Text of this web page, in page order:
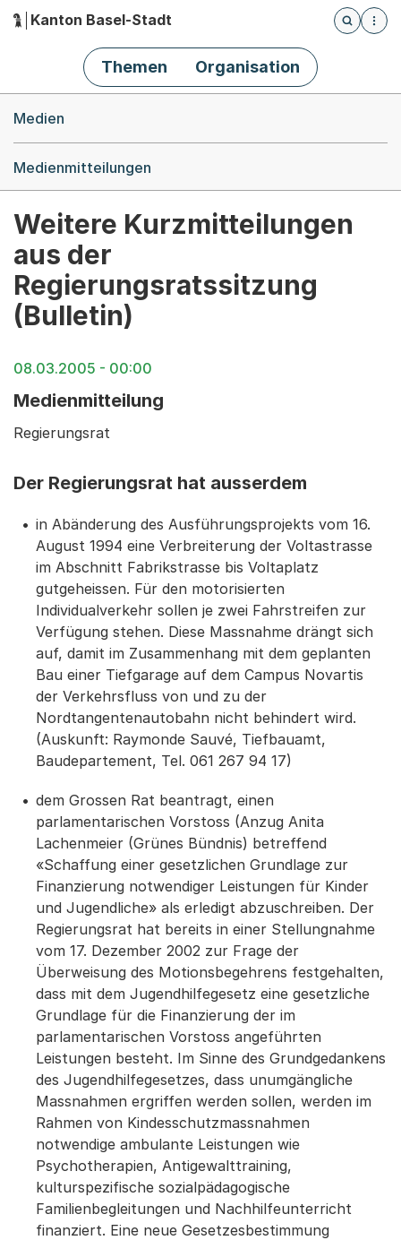
Hauptnavigation
Kanton Basel-Stadt
Öffnet
Themen Organisation
Medien
Medienmitteilungen
Weitere Kurzmitteilungen
aus der
Regierungsratssitzung
(Bulletin)
08.03.2005 - 00:00
Medienmitteilung
Regierungsrat
Der Regierungsrat hat ausserdem
in Abänderung des Ausführungsprojekts vom 16.
August 1994 eine Verbreiterung der Voltastrasse
im Abschnitt Fabrikstrasse bis Voltaplatz
gutgeheissen. Für den motorisierten
Individualverkehr sollen je zwei Fahrstreifen zur
Verfügung stehen. Diese Massnahme drängt sich
auf, damit im Zusammenhang mit dem geplanten
Bau einer Tiefgarage auf dem Campus Novartis
der Verkehrsfluss von und zu der
Nordtangentenautobahn nicht behindert wird.
(Auskunft: Raymonde Sauvé, Tiefbauamt,
Baudepartement, Tel. 061 267 94 17)
dem Grossen Rat beantragt, einen
parlamentarischen Vorstoss (Anzug Anita
Lachenmeier (Grünes Bündnis) betreffend
«Schaffung einer gesetzlichen Grundlage zur
Finanzierung notwendiger Leistungen für Kinder
und Jugendliche» als erledigt abzuschreiben. Der
Regierungsrat hat bereits in einer Stellungnahme
vom 17. Dezember 2002 zur Frage der
Überweisung des Motionsbegehrens festgehalten,
dass mit dem Jugendhilfegesetz eine gesetzliche
Grundlage für die Finanzierung der im
parlamentarischen Vorstoss angeführten
Leistungen besteht. Im Sinne des Grundgedankens
des Jugendhilfegesetzes, dass unumgängliche
Massnahmen ergriffen werden sollen, werden im
Rahmen von Kindesschutzmassnahmen
notwendige ambulante Leistungen wie
Psychotherapien, Antigewalttraining,
kulturspezifische sozialpädagogische
Familienbegleitungen und Nachhilfeunterricht
finanziert. Eine neue Gesetzesbestimmung